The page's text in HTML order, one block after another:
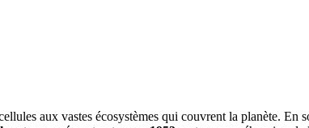
aux vastes écosystèmes qui couvrent la planète.